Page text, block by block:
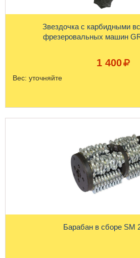
Звездочка с карбидными
фрезеровальных машин
1 400
Вес: уточняйте